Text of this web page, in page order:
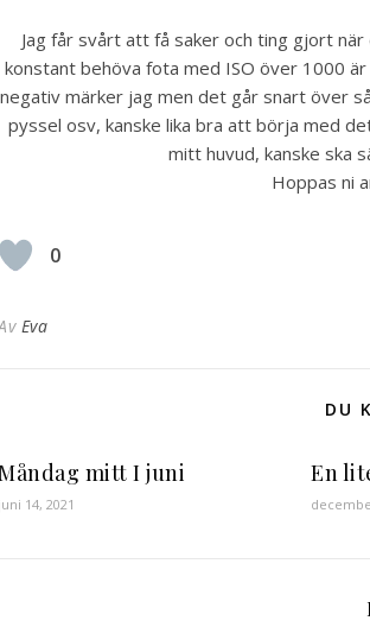
Jag får svårt att få saker och ting gjort
konstant behöva fota med ISO över 1000
negativ märker jag men det går snart över
pyssel osv, kanske lika bra att börja med
mitt huvud, kanske ska
Hoppas ni
0
Eva
DU
mitt I juni
juni 14, 2021
En